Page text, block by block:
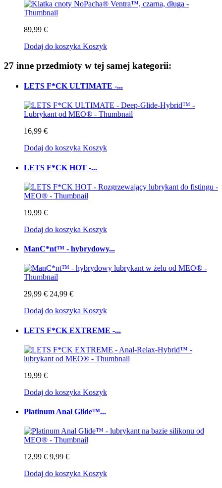
89,99 €
Dodaj do koszyka Koszyk
27 inne przedmioty w tej samej kategorii:
LETS F*CK ULTIMATE -...
16,99 €
Dodaj do koszyka Koszyk
LETS F*CK HOT -...
19,99 €
Dodaj do koszyka Koszyk
ManC*nt™ - hybrydowy...
29,99 € 24,99 €
Dodaj do koszyka Koszyk
LETS F*CK EXTREME -...
19,99 €
Dodaj do koszyka Koszyk
Platinum Anal Glide™...
12,99 € 9,99 €
Dodaj do koszyka Koszyk